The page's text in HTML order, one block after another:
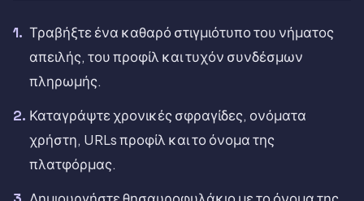
Τραβήξτε ένα καθαρό στιγμιότυπο του νήματος
απειλής, του προφίλ και τυχόν συνδέσμων
πληρωμής.
Καταγράψτε χρονικές σφραγίδες, ονόματα
χρήστη, URLs προφίλ και το όνομα της
πλατφόρμας.